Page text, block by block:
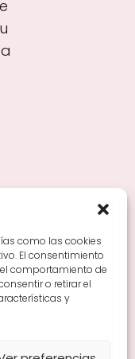
como las cookies
El consentimiento
comportamiento de
o retirar el
y
Rioja y
de Rioja y